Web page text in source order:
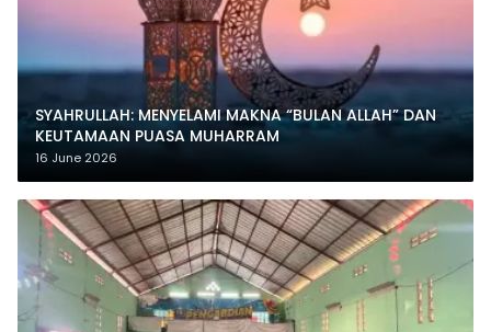
SYAHRULLAH: MENYELAMI MAKNA “BULAN ALLAH” DAN
KEUTAMAAN PUASA MUHARRAM
16 June 2026